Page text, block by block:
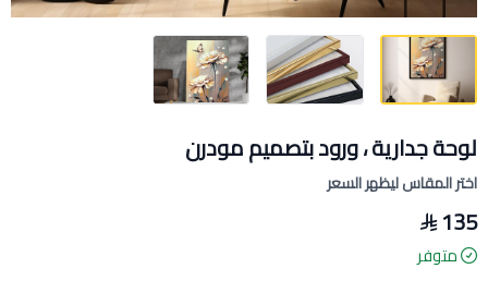
لوحة جدارية ، ورود بتصميم مودرن
اختر المقاس ليظهر السعر
135
متوفر